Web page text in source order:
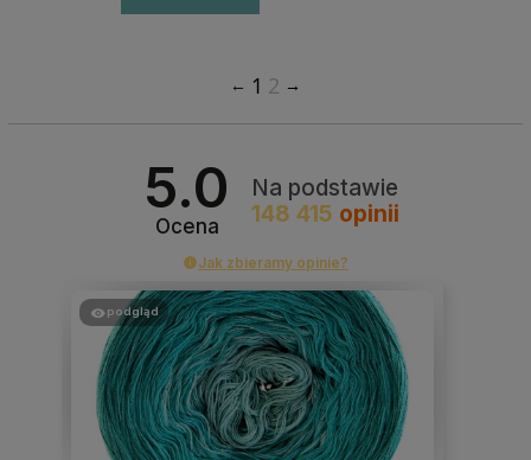
1 2
5.0
Ocena
Na podstawie
148 415 opinii
Jak zbieramy opinie?
podgląd